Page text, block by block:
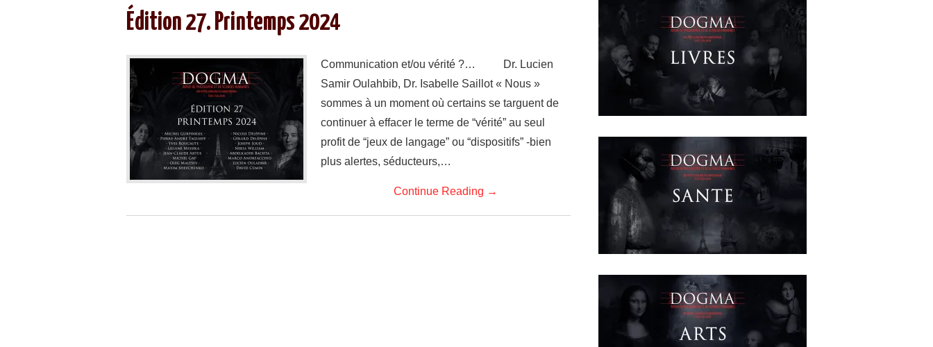
Édition 27. Printemps 2024
Communication et/ou vérité ?… Dr. Lucien
Samir Oulahbib, Dr. Isabelle Saillot « Nous »
sommes à un moment où certains se targuent de
continuer à effacer le terme de “vérité” au seul
profit de “jeux de langage” ou “dispositifs” -bien
plus alertes, séducteurs,…
Continue Reading →